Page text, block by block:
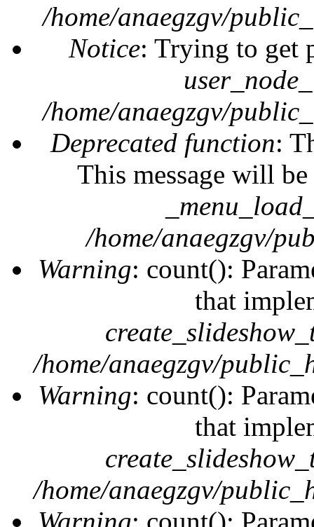
/home/anaegzgv/
Notice: Trying to get
/home/anaegzgv/
Deprecated function:
This message will
/home/anaegzgv/
Warning: count():
that
/home/anaegzgv/
Warning: count():
that
/home/anaegzgv/
Warning: count():